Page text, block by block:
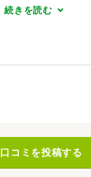
続きを読む
口コミを投稿する